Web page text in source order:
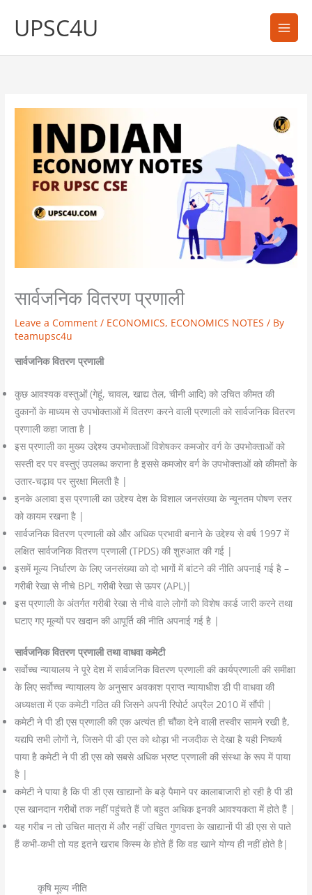
UPSC4U
सार्वजनिक वितरण प्रणाली
Leave a Comment / ECONOMICS, ECONOMICS NOTES / By
teamupsc4u
सार्वजनिक वितरण प्रणाली
कुछ आवश्यक वस्तुओं (गेहूं, चावल, खाद्य तेल, चीनी आदि) को उचित कीमत की
दुकानों के माध्यम से उपभोक्ताओं में वितरण करने वाली प्रणाली को सार्वजनिक वितरण
प्रणाली कहा जाता है |
इस प्रणाली का मुख्य उद्देश्य उपभोक्ताओं विशेषकर कमजोर वर्ग के उपभोक्ताओं को
सस्ती दर पर वस्तुएं उपलब्ध कराना है इससे कमजोर वर्ग के उपभोक्ताओं को कीमतों के
उतार-चढ़ाव पर सुरक्षा मिलती है |
इनके अलावा इस प्रणाली का उद्देश्य देश के विशाल जनसंख्या के न्यूनतम पोषण स्तर
को कायम रखना है |
सार्वजनिक वितरण प्रणाली को और अधिक प्रभावी बनाने के उद्देश्य से वर्ष 1997 में
लक्षित सार्वजनिक वितरण प्रणाली (TPDS) की शुरुआत की गई |
इसमें मूल्य निर्धारण के लिए जनसंख्या को दो भागों में बांटने की नीति अपनाई गई है –
गरीबी रेखा से नीचे BPL गरीबी रेखा से ऊपर (APL)|
इस प्रणाली के अंतर्गत गरीबी रेखा से नीचे वाले लोगों को विशेष कार्ड जारी करने तथा
घटाए गए मूल्यों पर खदान की आपूर्ति की नीति अपनाई गई है |
सार्वजनिक वितरण प्रणाली तथा वाधवा कमेटी
सर्वोच्च न्यायालय ने पूरे देश में सार्वजनिक वितरण प्रणाली की कार्यप्रणाली की समीक्षा
के लिए सर्वोच्च न्यायालय के अनुसार अवकाश प्राप्त न्यायाधीश डी पी वाधवा की
अध्यक्षता में एक कमेटी गठित की जिसने अपनी रिपोर्ट अप्रैल 2010 में सौंपी |
कमेटी ने पी डी एस प्रणाली की एक अत्यंत ही चौंका देने वाली तस्वीर सामने रखी है,
यद्यपि सभी लोगों ने, जिसने पी डी एस को थोड़ा भी नजदीक से देखा है यही निष्कर्ष
पाया है कमेटी ने पी डी एस को सबसे अधिक भ्रष्ट प्रणाली की संस्था के रूप में पाया
है |
कमेटी ने पाया है कि पी डी एस खाद्यानों के बड़े पैमाने पर कालाबाजारी हो रही है पी डी
एस खानदान गरीबों तक नहीं पहुंचते हैं जो बहुत अधिक इनकी आवश्यकता में होते हैं |
यह गरीब न तो उचित मात्रा में और नहीं उचित गुणवत्ता के खाद्यानों पी डी एस से पाते
हैं कभी-कभी तो यह इतने खराब किस्म के होते हैं कि वह खाने योग्य ही नहीं होते है|
कृषि मूल्य नीति